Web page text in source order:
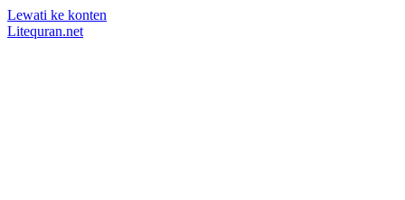
Lewati ke konten
Litequran.net